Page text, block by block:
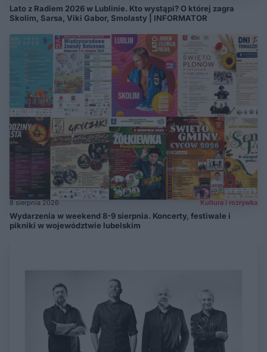
Lato z Radiem 2026 w Lublinie. Kto wystąpi? O której zagra
Skolim, Sarsa, Viki Gabor, Smolasty | INFORMATOR
8 sierpnia 2026 Kultura i rozrywka
Wydarzenia w weekend 8-9 sierpnia. Koncerty, festiwale i
pikniki w województwie lubelskim